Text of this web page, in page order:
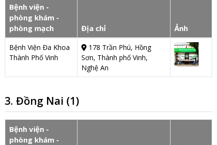
Bệnh viện -
phòng khám -
phòng mạch
Địa chỉ Ảnh
Bệnh Viện Đa Khoa
Thành Phố Vinh
178 Trần Phú, Hồng
Sơn, Thành phố Vinh,
Nghệ An
3. Đồng Nai (1)
Bệnh viện -
phòng khám -